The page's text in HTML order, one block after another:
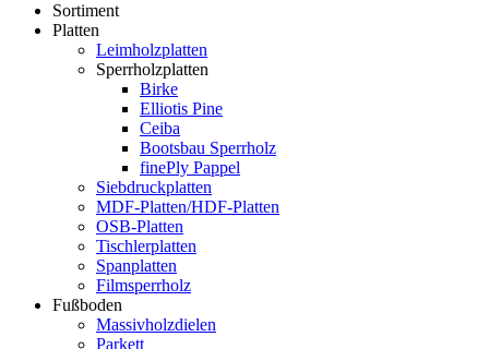
Sortiment
Platten
Leimholzplatten
Sperrholzplatten
Birke
Elliotis Pine
Ceiba
Bootsbau Sperrholz
finePly Pappel
Siebdruckplatten
MDF-Platten/HDF-Platten
OSB-Platten
Tischlerplatten
Spanplatten
Filmsperrholz
Fußboden
Massivholzdielen
Parkett